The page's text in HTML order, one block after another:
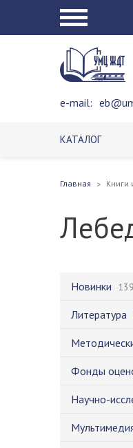
e-mail:
КАТАЛОГ
Главная Книги
Новинки 139
Литература
Фонды
Научно-